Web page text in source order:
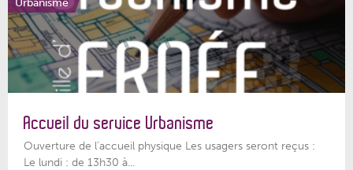
Accueil du service Urbanisme
Ouverture de l'accueil physique Les usagers seront reçus :
Le lundi : de 13h30 à...